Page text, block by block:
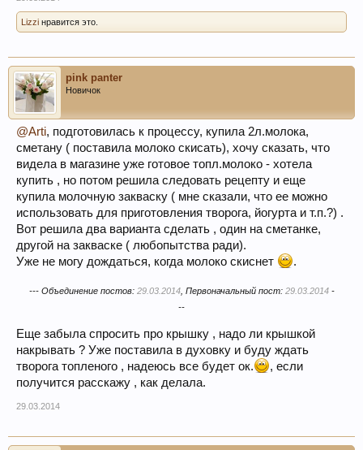
Lizzi нравится это.
pink panter
Новичок
@Arti, подготовилась к процессу, купила 2л.молока,
сметану ( поставила молоко скисать), хочу сказать, что
видела в магазине уже готовое топл.молоко - хотела
купить , но потом решила следовать рецепту и еще
купила молочную закваску ( мне сказали, что ее можно
использовать для приготовления творога, йогурта и т.п.?) .
Вот решила два варианта сделать , один на сметанке,
другой на закваске ( любопытства ради).
Уже не могу дождаться, когда молоко скиснет
.
--- Объединение постов: 29.03.2014, Первоначальный пост: 29.03.2014-
--
Еще забыла спросить про крышку , надо ли крышкой
накрывать ? Уже поставила в духовку и буду ждать
творога топленого , надеюсь все будет ок.
, если
получится расскажу , как делала.
29.03.2014